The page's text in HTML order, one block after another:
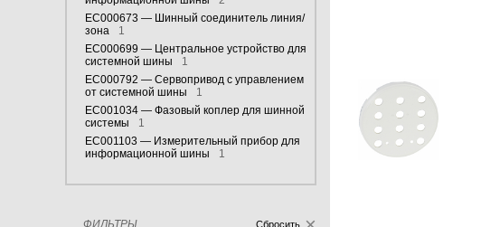
EC000673 — Шинный соединитель линия/
зона
1
EC000699 — Центральное устройство для
системной шины
1
EC000792 — Сервопривод с управлением
от системной шины
1
EC001034 — Фазовый коплер для шинной
системы
1
EC001103 — Измерительный прибор для
информационной шины
1
ФИЛЬТРЫ Сбросить